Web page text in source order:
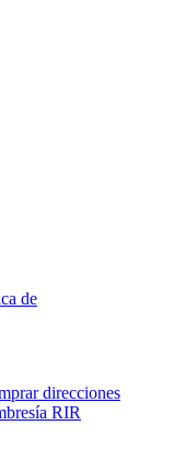
de
direcciones
RIR